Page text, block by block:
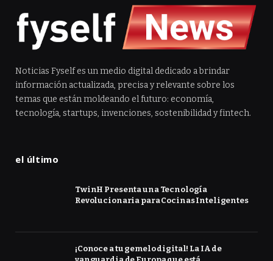
Noticias Fyself es un medio digital dedicado a brindar
información actualizada, precisa y relevante sobre los
temas que están moldeando el futuro: economía,
tecnología, startups, invenciones, sostenibilidad y fintech.
el último
TwinH Presenta una Tecnología
Revolucionaria para Cocinas Inteligentes
¡Conoce a tu gemelo digital! La IA de